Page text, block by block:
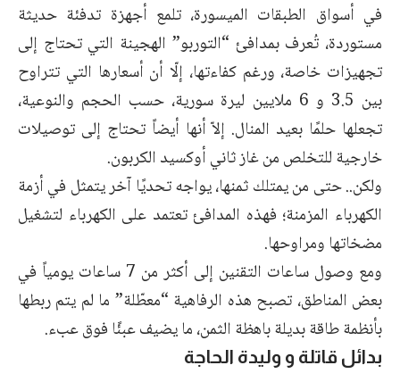
في أسواق الطبقات الميسورة، تلمع أجهزة تدفئة حديثة
مستوردة، تُعرف بمدافئ “التوربو” الهجينة التي تحتاج إلى
تجهيزات خاصة، ورغم كفاءتها، إلّا أن أسعارها التي تتراوح
بين 3.5 و 6 ملايين ليرة سورية، حسب الحجم والنوعية،
تجعلها حلمًا بعيد المنال. إلاّ أنها أيضاً تحتاج إلى توصيلات
خارجية للتخلص من غاز ثاني أوكسيد الكربون.
ولكن.. حتى من يمتلك ثمنها، يواجه تحديًا آخر يتمثل في أزمة
الكهرباء المزمنة؛ فهذه المدافئ تعتمد على الكهرباء لتشغيل
مضخاتها ومراوحها.
ومع وصول ساعات التقنين إلى أكثر من 7 ساعات يومياً في
بعض المناطق، تصبح هذه الرفاهية “معطّلة” ما لم يتم ربطها
بأنظمة طاقة بديلة باهظة الثمن، ما يضيف عبئًا فوق عبء.
بدائل قاتلة و وليدة الحاجة